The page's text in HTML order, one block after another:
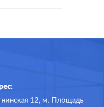
12, м. Площадь